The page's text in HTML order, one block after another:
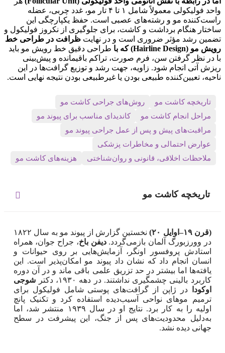
واحد فولیکولی معمولاً شامل ۱ تا ۴ تار مو، غدد چربی، عضله
راست‌کننده مو و رشته‌های عصبی است. حفظ یکپارچگی این
ساختار هنگام برداشت و کاشت، برای جلوگیری از نکروز فولیکول و
تضمین رشد مؤثر ضروری است و در نهایت ظرافت در طراحی خط
رویش مو (Hairline Design) که با
طراحی دقیق خط رویش مو باید
با در نظر گرفتن سن، فرم صورت، تراکم باقیمانده و پیش‌بینی
ریزش آتی انجام شود. زاویه، جهت رشد و توزیع گرافت‌ها در این
ناحیه، تعیین‌کننده طبیعی بودن یا غیرطبیعی بودن نتیجه نهایی است.
تاریخچه کاشت مو
روش‌های جراحی کاشت مو
مراحل انجام کاشت مو
کاندیدای مناسب برای پیوند مو
مراقبت‌های پیش و پس از عمل جراحی پیوند مو
عوارض احتمالی و مخاطرات پزشکی
ملاحظات اخلاقی، قانونی و روان‌شناختی
هزینه‌های کاشت مو
تاریخچه کاشت مو
(قرن۱۹– اوایل ۲۰)
نخستین گزارش از پیوند مو به سال ۱۸۲۲
در وورزبورگ آلمان بازمی‌گردد.دیفن باخ، جراح جوان، همراه
استادش پروفسور اونگر، آزمایش‌هایی بر روی حیوانات و
انسان انجام داد که نشان داد پیوند مو امکان‌پذیر است. این
یافته‌ها اما بیشتر در حد تزریق علمی باقی ماند و در آن دوره
کاربرد بالینی چشمگیری نداشتند. در دهه ۱۹۳۰، دکتر
شوجی
اوکودا
در ژاپن از گرافت‌های پوستی شامل فولیکول برای
ترمیم موهای نواحی آسیب‌دیده استفاده کرد و تکنیک پانچ
اولیه را به کار برد. نتایج او در سال ۱۹۳۹ منتشر شد، اما
به‌دلیل محدودیت‌های پس از جنگ، این پیشرفت در سطح
جهانی دیده نشد.